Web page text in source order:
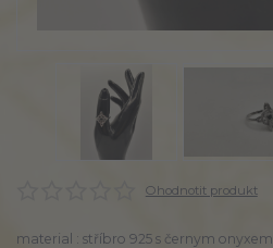
Ohodnotit produkt
material : stříbro 925 s černym onyxem